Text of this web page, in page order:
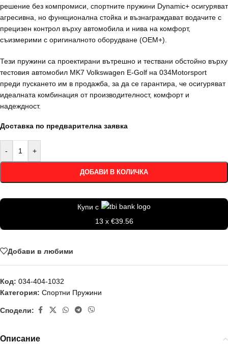
решение без компромиси, спортните пружини Dynamic+ осигуряват
агресивна, но функционална стойка и възнаграждават водачите с
прецизен контрол върху автомобила и нива на комфорт,
съизмерими с оригиналното оборудване (OEM+).
Тези пружини са проектирани вътрешно и тествани обстойно върху
тестовия автомобил MK7 Volkswagen E-Golf на 034Motorsport
преди пускането им в продажба, за да се гарантира, че осигуряват
идеалната комбинация от производителност, комфорт и
надеждност.
Доставка по предварителна заявка
- +
ДОБАВИ В КОЛИЧКА
Купи с
13 x €39.56
Добави в любими
Код: 034-404-1032
Категория: Спортни Пружини
Сподели:
Описание